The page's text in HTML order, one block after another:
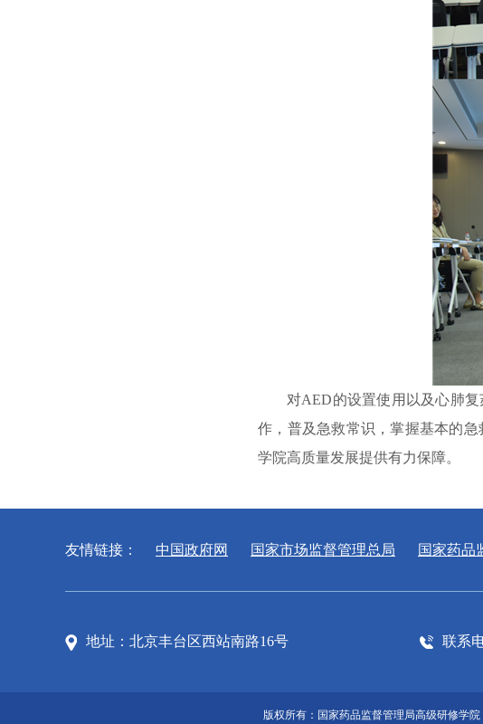
对AED的设置使用 以及心肺复
作，普及急救常识，掌握基本的急
学院高质量发展提供有力保障。
友情链接： 中国政府网 国家市场监督管理总局 国家药品
地址：北京丰台区西站南路16号 联系
版权所有：国家药品监督管理局高级研修学院